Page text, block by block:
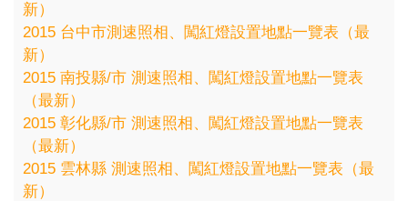
新）
2015 台中市測速照相、闖紅燈設置地點一覽表（最
新）
2015 南投縣/市 測速照相、闖紅燈設置地點一覽表
（最新）
2015 彰化縣/市 測速照相、闖紅燈設置地點一覽表
（最新）
2015 雲林縣 測速照相、闖紅燈設置地點一覽表（最
新）